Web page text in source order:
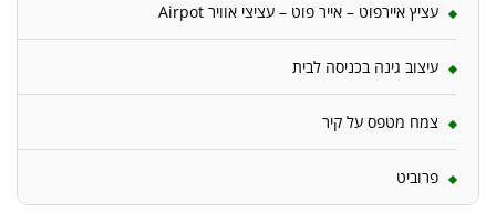
עציץ איירפוט – אייר פוט – עציצי אוויר Airpot
עיצוב גינה בכניסה לבית
צמח מטפס על קיר
פרוביט